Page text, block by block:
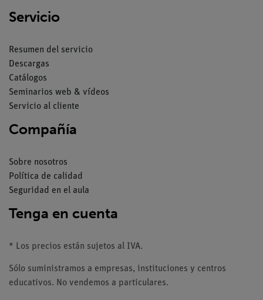
Servicio
Resumen del servicio
Descargas
Catálogos
Seminarios web & vídeos
Servicio al cliente
Compañía
Sobre nosotros
Política de calidad
Seguridad en el aula
Tenga en cuenta
* Los precios están sujetos al IVA.
Sólo suministramos a empresas, instituciones y centros
educativos. No vendemos a particulares.